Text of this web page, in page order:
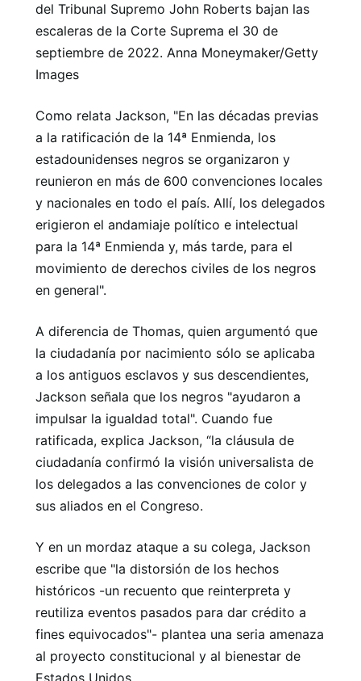
del Tribunal Supremo John Roberts bajan las
escaleras de la Corte Suprema el 30 de
septiembre de 2022. Anna Moneymaker/Getty
Images
Como relata Jackson, "En las décadas previas
a la ratificación de la 14ª Enmienda, los
estadounidenses negros se organizaron y
reunieron en más de 600 convenciones locales
y nacionales en todo el país. Allí, los delegados
erigieron el andamiaje político e intelectual
para la 14ª Enmienda y, más tarde, para el
movimiento de derechos civiles de los negros
en general".
A diferencia de Thomas, quien argumentó que
la ciudadanía por nacimiento sólo se aplicaba
a los antiguos esclavos y sus descendientes,
Jackson señala que los negros "ayudaron a
impulsar la igualdad total". Cuando fue
ratificada, explica Jackson, “la cláusula de
ciudadanía confirmó la visión universalista de
los delegados a las convenciones de color y
sus aliados en el Congreso.
Y en un mordaz ataque a su colega, Jackson
escribe que "la distorsión de los hechos
históricos -un recuento que reinterpreta y
reutiliza eventos pasados ​​para dar crédito a
fines equivocados"- plantea una seria amenaza
al proyecto constitucional y al bienestar de